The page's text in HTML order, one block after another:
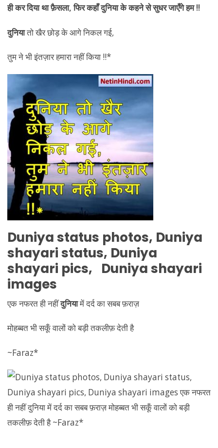
दुनियातो खैर छोड़ के आगे निकल गई,
तुम ने भी इंतज़ार हमारा नहीं किया !!*
Duniyastatus photos, Duniya
shayari status, Duniya
shayari pics, Duniyashayari
images
एक नफरत ही नहींदुनियामें दर्द का सबब फ़राज़
मोहब्बत भी सकूँ वालों को बड़ी तकलीफ़ देती है
~Faraz*